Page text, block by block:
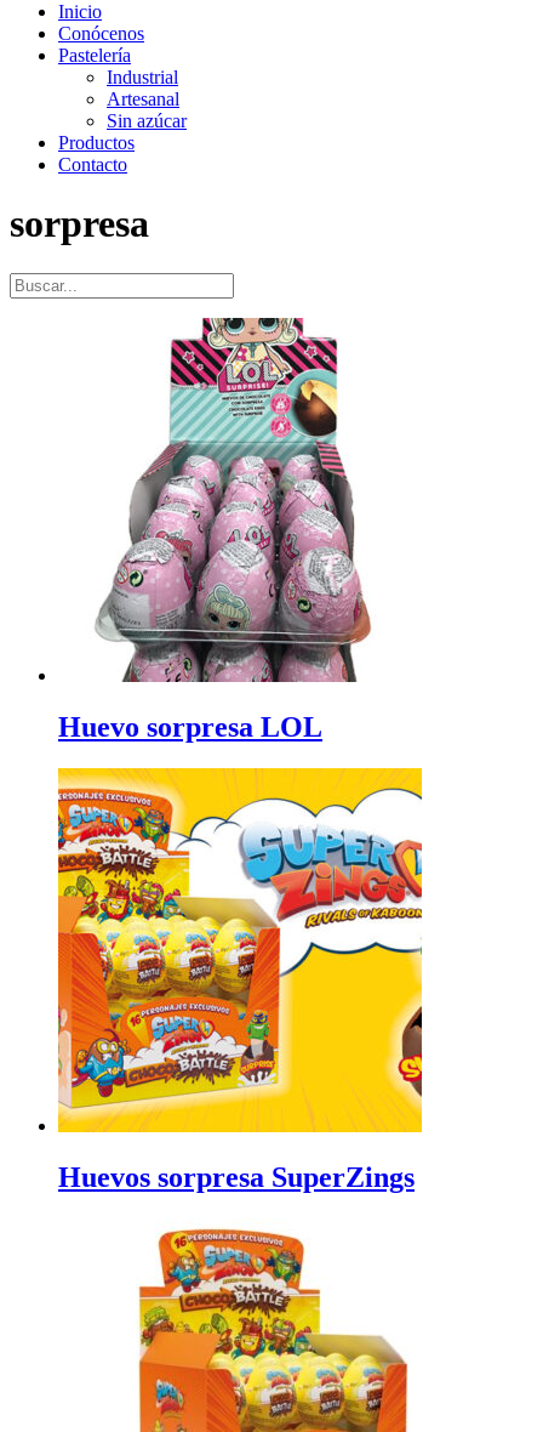
Inicio
Conócenos
Pastelería
Industrial
Artesanal
Sin azúcar
Productos
Contacto
sorpresa
Huevo sorpresa LOL
Huevos sorpresa SuperZings